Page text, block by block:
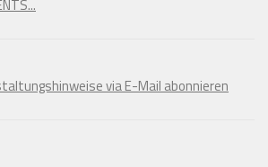
via E-Mail abonnieren